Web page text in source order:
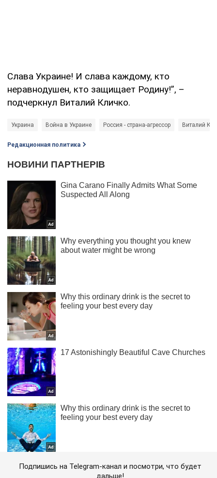
Слава Украине! И слава каждому, кто
неравнодушен, кто защищает Родину!”, –
подчеркнул Виталий Кличко.
Украина Война в Украине Россия - страна-агрессор Виталий
Редакционная политика
Подпишись на Telegram-канал и посмотри, что будет
дальше!